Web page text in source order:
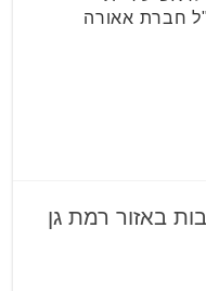
חברת אאורה
באזור רמת גן